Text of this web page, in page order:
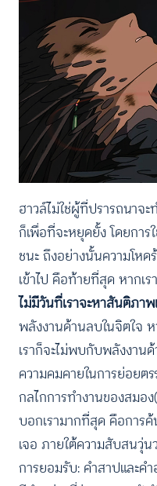
ฮาวล์ไม่ใช่ผู้ที่ปรารถนาจะ
ก็เพื่อที่จะหยุดยั้ง โดยการ
ชนะ ถึงอย่างนั้นความโหด
เข้าไป คือท้ายที่สุด หากเ
ไม่มีวันที่เราจะหาสันติภาพ
พลังงานด้านลบในจิตใจ
เราก็จะไม่พบกับพลังงาน
ความคมคายในการย่อยต
กลไกการทำงานของสมอ
บอกเรามากที่สุด คือการ
เจอ ภายใต้ความสับสนวุ่น
การยอมรับ: คำสาปและค